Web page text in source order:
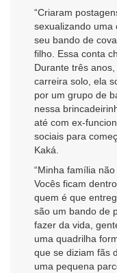
“Criaram
sexualizando uma
seu bando de
filho. Essa conta
Durante três
carreira solo, ela
por um grupo de
nessa
até com ex-
sociais para
Kaká.
“Minha família
Vocês ficam
quem é que
são um bando de
fazer da vida,
uma quadrilha
que se diziam fãs
uma pequena